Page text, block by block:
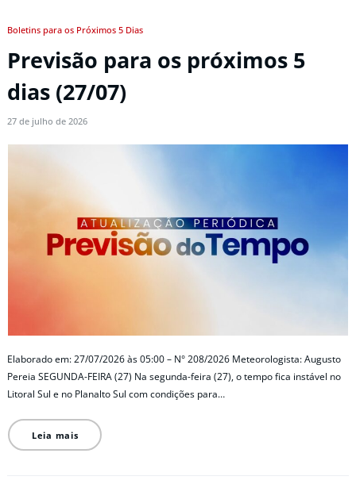
Boletins para os Próximos 5 Dias
Previsão para os próximos 5
dias (27/07)
27 de julho de 2026
Elaborado em: 27/07/2026 às 05:00 – N° 208/2026 Meteorologista: Augusto
Pereia SEGUNDA-FEIRA (27) Na segunda-feira (27), o tempo fica instável no
Litoral Sul e no Planalto Sul com condições para…
Leia mais